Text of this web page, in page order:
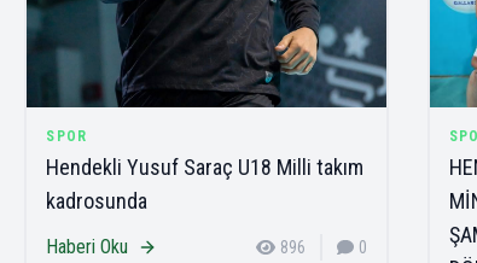
SPOR
Hendekli Yusuf Saraç U18 Milli takım
kadrosunda
Haberi Oku 896 0